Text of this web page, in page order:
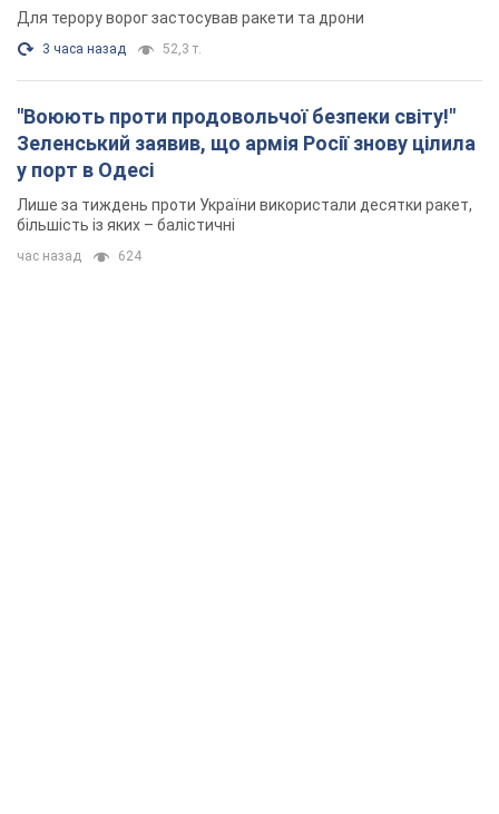
Для терору ворог застосував ракети та дрони
3 часа назад 52,3 т.
"Воюють проти продовольчої безпеки світу!"
Зеленський заявив, що армія Росії знову цілила
у порт в Одесі
Лише за тиждень проти України використали десятки ракет,
більшість із яких – балістичні
час назад 624